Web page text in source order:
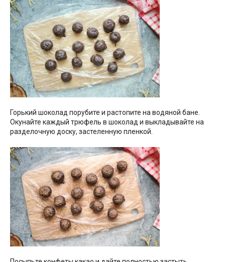
Горький шоколад порубите и растопите на водяной бане.
Окунайте каждый трюфель в шоколад и выкладывайте на
разделочную доску, застеленную пленкой.